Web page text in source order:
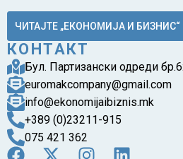
ЧИТАЈТЕ „ЕКОНОМИЈА И БИЗНИС“
КОНТАКТ
Бул. Партизански одреди
euromakcompany@gmail.com
info@ekonomijaibiznis.mk
+389 (0)23211-915
075 421 362